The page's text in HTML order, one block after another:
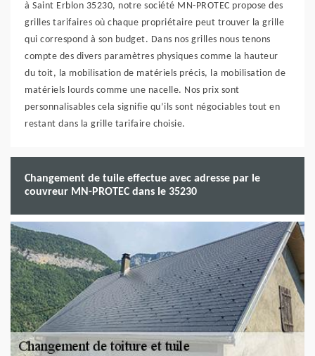
à Saint Erblon 35230, notre société MN-PROTEC propose des
grilles tarifaires où chaque propriétaire peut trouver la grille
qui correspond à son budget. Dans nos grilles nous tenons
compte des divers paramètres physiques comme la hauteur
du toit, la mobilisation de matériels précis, la mobilisation de
matériels lourds comme une nacelle. Nos prix sont
personnalisables cela signifie qu’ils sont négociables tout en
restant dans la grille tarifaire choisie.
Changement de tuile effectue avec adresse par le
couvreur MN-PROTEC dans le 35230